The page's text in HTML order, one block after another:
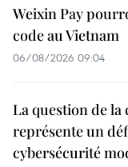
Weixin Pay
code au Vietnam
06/08/2026 09:04
La question de la
représente un
cybersécurité